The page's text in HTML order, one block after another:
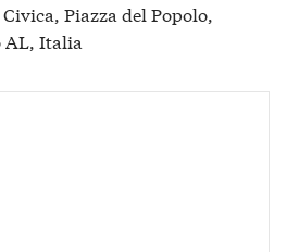
Piazza del Popolo,
AL, Italia